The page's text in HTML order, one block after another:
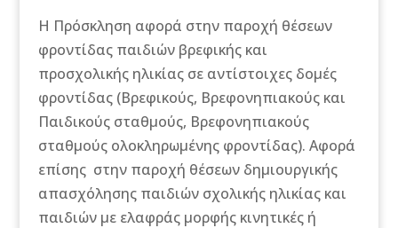
Η Πρόσκληση αφορά στην παροχή θέσεων
φροντίδας παιδιών βρεφικής και
προσχολικής ηλικίας σε αντίστοιχες δομές
φροντίδας (Βρεφικούς, Βρεφονηπιακούς και
Παιδικούς σταθμούς, Βρεφονηπιακούς
σταθμούς ολοκληρωμένης φροντίδας). Αφορά
επίσης στην παροχή θέσεων δημιουργικής
απασχόλησης παιδιών σχολικής ηλικίας και
παιδιών με ελαφράς μορφής κινητικές ή